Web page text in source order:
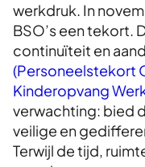
werkdruk. In
BSO’s een tekort.
continuïteit en
(Personeelstekort
Kinderopvang
verwachting: bied
veilige en
Terwijl de tijd,